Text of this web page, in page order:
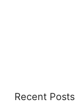
Recent Posts